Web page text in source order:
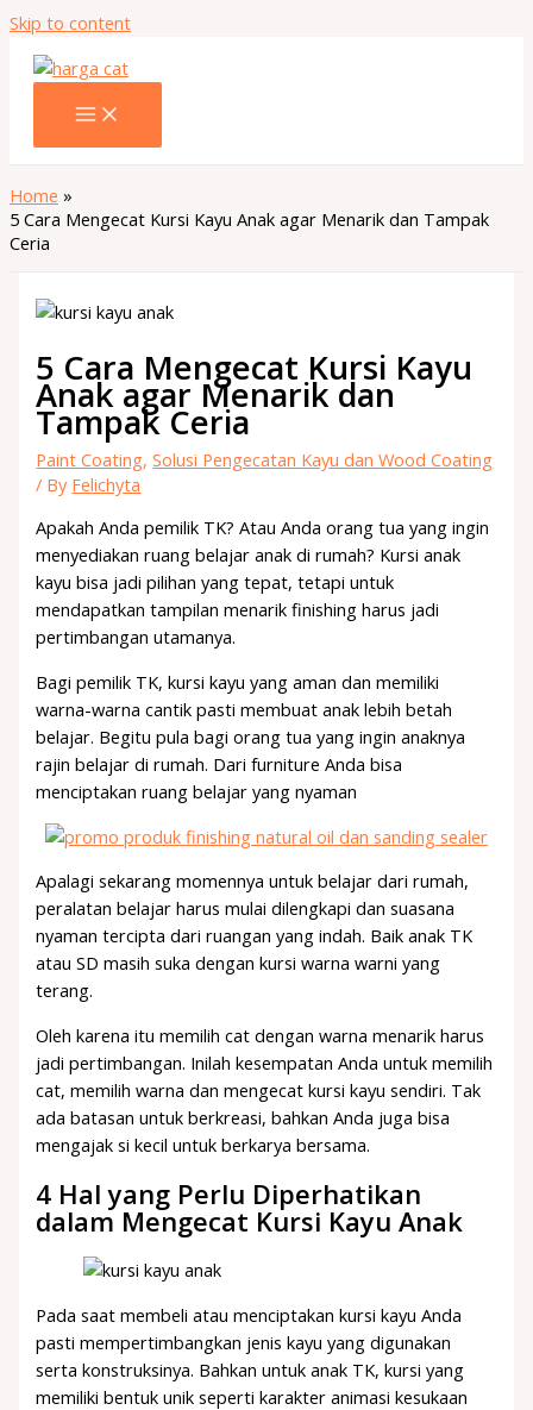
Skip to content
Home
5 Cara Mengecat Kursi Kayu Anak agar Menarik dan Tampak
Ceria
5 Cara Mengecat Kursi Kayu
Anak agar Menarik dan
Tampak Ceria
Paint Coating,Solusi Pengecatan Kayu dan Wood Coating
/ By Felichyta
Apakah Anda pemilik TK? Atau Anda orang tua yang ingin
menyediakan ruang belajar anak di rumah? Kursi anak
kayu bisa jadi pilihan yang tepat, tetapi untuk
mendapatkan tampilan menarik finishing harus jadi
pertimbangan utamanya.
Bagi pemilik TK, kursi kayu yang aman dan memiliki
warna-warna cantik pasti membuat anak lebih betah
belajar. Begitu pula bagi orang tua yang ingin anaknya
rajin belajar di rumah. Dari furniture Anda bisa
menciptakan ruang belajar yang nyaman
Apalagi sekarang momennya untuk belajar dari rumah,
peralatan belajar harus mulai dilengkapi dan suasana
nyaman tercipta dari ruangan yang indah. Baik anak TK
atau SD masih suka dengan kursi warna warni yang
terang.
Oleh karena itu memilih cat dengan warna menarik harus
jadi pertimbangan. Inilah kesempatan Anda untuk memilih
cat, memilih warna dan mengecat kursi kayu sendiri. Tak
ada batasan untuk berkreasi, bahkan Anda juga bisa
mengajak si kecil untuk berkarya bersama.
4 Hal yang Perlu Diperhatikan
dalam Mengecat Kursi Kayu Anak
Pada saat membeli atau menciptakan kursi kayu Anda
pasti mempertimbangkan jenis kayu yang digunakan
serta konstruksinya. Bahkan untuk anak TK, kursi yang
memiliki bentuk unik seperti karakter animasi kesukaan